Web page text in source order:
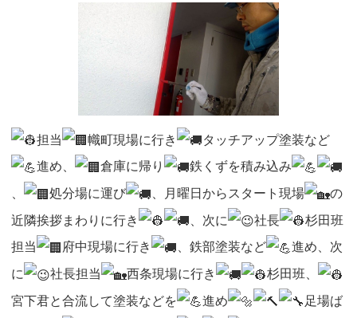
担当 幟町現場に行き
タッチアップ塗装など
進め、
倉庫に帰り
鉄くずを積み込み
、
処分場に運び 、月曜日からスタート現場
の
近隣挨拶まわりに行き
、次に 社長
杉田班
担当
府中現場に行き 、鉄部塗装など
進め、次
に
社長担当 西条現場に行き
杉田班、
宮下君と合流して塗装などを
進め
足場ば